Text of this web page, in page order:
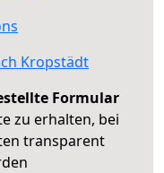
Kropstädt
Formular
zu erhalten, bei
transparent